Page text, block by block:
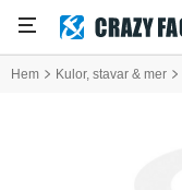
Hem Kulor, stavar & mer